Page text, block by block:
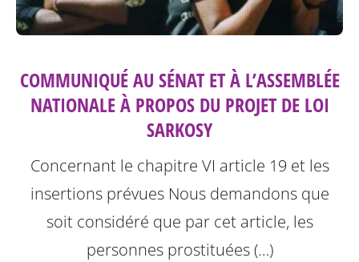
COMMUNIQUÉ AU SÉNAT ET À L’ASSEMBLÉE
NATIONALE À PROPOS DU PROJET DE LOI
SARKOSY
Concernant le chapitre VI article 19 et les
insertions prévues Nous demandons que
soit considéré que par cet article, les
personnes prostituées (…)